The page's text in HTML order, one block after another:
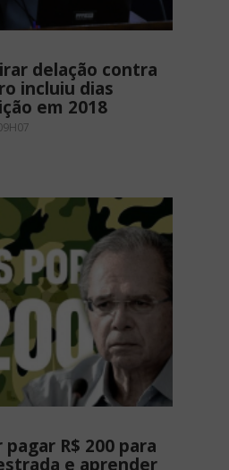
delação contra
incluiu dias
em 2018
R$ 200 para
e aprender